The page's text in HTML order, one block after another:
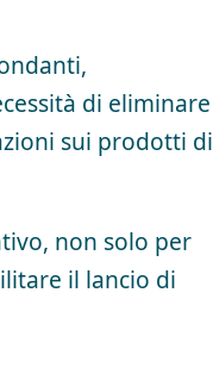
di eliminare
sui prodotti di
non solo per
il lancio di